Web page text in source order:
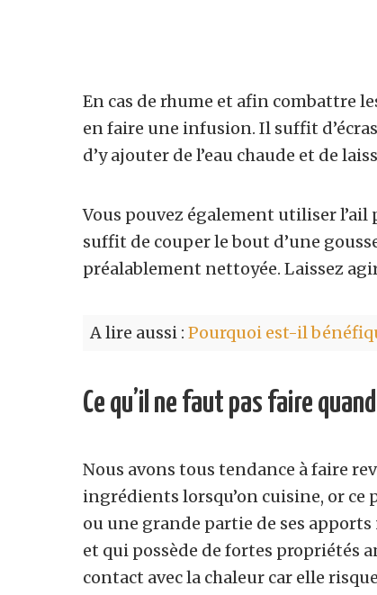
En cas de rhume et afin combattre
en faire une infusion. Il suffit
d’y ajouter de l’eau chaude et de
Vous pouvez également utiliser
suffit de couper le bout d’une
préalablement nettoyée. Laissez
A lire aussi : Pourquoi est-il
Ce qu’il ne faut pas faire
Nous avons tous tendance à faire
ingrédients lorsqu’on cuisine, or ce
ou une grande partie de ses
et qui possède de fortes propriétés
contact avec la chaleur car elle